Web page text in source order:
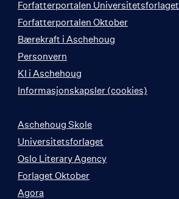
Forfatterportalen Universitetsforlaget
Forfatterportalen Oktober
Bærekraft i Aschehoug
Personvern
KI i Aschehoug
Informasjonskapsler (cookies)
Aschehoug Skole
Universitetsforlaget
Oslo Literary Agency
Forlaget Oktober
Agora